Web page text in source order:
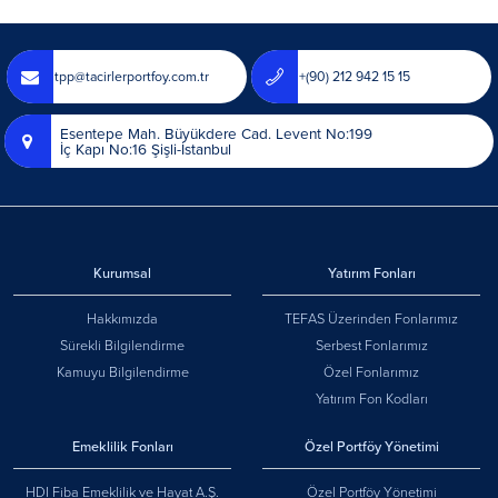
tpp@tacirlerportfoy.com.tr +(90) 212 942 15 15
Esentepe Mah. Büyükdere Cad. Levent No:199
İç Kapı No:16 Şişli-İstanbul
Kurumsal
Hakkımızda
Sürekli Bilgilendirme
Kamuyu Bilgilendirme
Yatırım Fonları
TEFAS Üzerinden Fonlarımız
Serbest Fonlarımız
Özel Fonlarımız
Yatırım Fon Kodları
Emeklilik Fonları
HDI Fiba Emeklilik ve Hayat A.Ş.
Özel Portföy Yönetimi
Özel Portföy Yönetimi